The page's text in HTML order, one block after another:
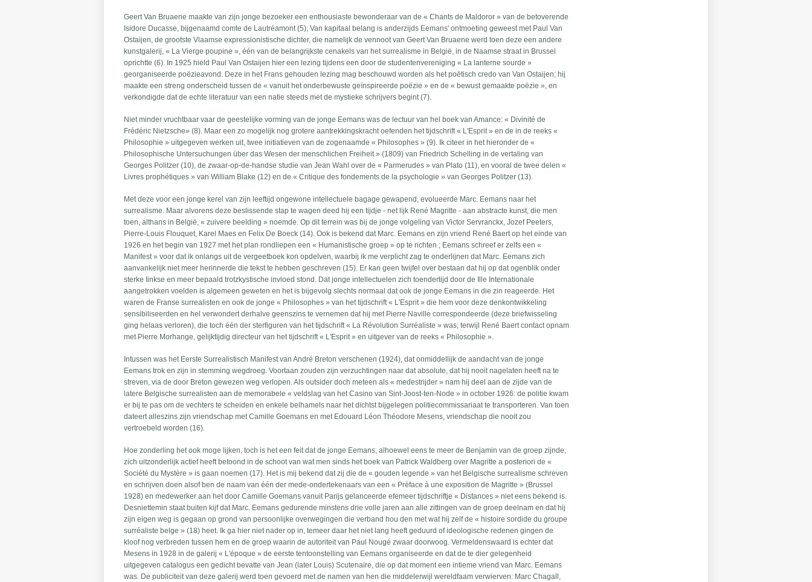
Geert Van Bruaene maakte van zijn jonge bezoeker een enthousiaste bewonderaar van de « Chants de Maldoror » van de betoverende
Isidore Ducasse, bijgenaamd comte de Lautréamont (5), Van kapitaal belang is anderzijds Eemans' ontmoeting geweest met Paul Van
Ostaijen, de grootste Vlaamse expressionistische dichter, die namelijk de vennoot van Geert Van Bruaene werd toen deze een andere
kunstgalerij, « La Vierge poupine », één van de belangrijkste cenakels van het surrealisme in België, in de Naamse straat in Brussel
oprichtte (6). In 1925 hield Paul Van Ostaijen hier een lezing tijdens een door de studentenvereniging « La lanterne sourde »
georganiseerde poëzieavond. Deze in het Frans gehouden lezing mag beschouwd worden als het poëtisch credo van Van Ostaijen; hij
maakte een streng onderscheid tussen de « vanuit het onderbewuste geïnspireerde poëzie » en de « bewust gemaakte poëzie », en
verkondigde dat de echte literatuur van een natie steeds met de mystieke schrijvers begint (7).
Niet minder vruchtbaar vaar de geestelijke vorming van de jonge Eemans was de lectuur van hel boek van Amance: « Divinité de
Frédéric Nietzsche» (8). Maar een zo mogelijk nog grotere aantrekkingskracht oefenden het tijdschrift « L'Esprit » en de in de reeks «
Philosophie » uitgegeven werken uit, twee initiatieven van de zogenaamde « Philosophes » (9). Ik citeer in het hieronder de «
Philosophische Untersuchungen über das Wesen der menschlichen Freiheit » (1809) van Friedrich Schelling in de vertaling van
Georges Politzer (10), de zwaar-op-de-handse studie van Jean Wahl over de « Parmerudes » van Plato (11), en vooral de twee delen «
Livres prophétiques » van William Blake (12) en de « Critique des fondements de la psychologie » van Georges Politzer (13).
Met deze voor een jonge kerel van zijn leeftijd ongewone intellectuele bagage gewapend, evolueerde Marc. Eemans naar het
surrealisme. Maar alvorens deze beslissende stap te wagen deed hij een tijdje - net lijk René Magritte - aan abstracte kunst, die men
toen, althans in België, « zuivere beelding » noemde. Op dit terrein was bij de jonge volgeling van Victor Servranckx, Jozef Peeters,
Pierre-Louis Flouquet, Karel Maes en Felix De Boeck (14). Ook is bekend dat Marc. Eemans en zijn vriend René Baert op het einde van
1926 en het begin van 1927 met het plan rondliepen een « Humanistische groep » op te richten ; Eemans schreef er zelfs een «
Manifest » voor dat ik onlangs uit de vergeetboek kon opdelven, waarbij ik me verplicht zag te onderlijnen dat Marc. Eemans zich
aanvankelijk niet meer herinnerde die tekst te hebben geschreven (15). Er kan geen twijfel over bestaan dat hij op dat ogenblik onder
sterke Iinkse en meer bepaald trotzkystische invloed stond. Dat jonge intellectuelen zich toendertijd door de Ille Internationale
aangetrokken voelden is algemeen geweten en het is bijgevolg slechts normaal dat ook de jonge Eemans in die zin reageerde. Het
waren de Franse surrealisten en ook de jonge « Philosophes » van het tijdschrift « L'Esprit » die hem voor deze denkontwikkeling
sensibiliseerden en hel verwondert derhalve geenszins te vernemen dat hij met Pierre Naville correspondeerde (deze briefwisseling
ging helaas verloren), die toch één der sterfiguren van het tijdschrift « La Révolution Surréaliste » was, terwijl René Baert contact opnam
met Pierre Morhange, gelijktijdig directeur van het tijdschrift « L'Esprit » en uitgever van de reeks « Philosophie ».
Intussen was het Eerste Surrealistisch Manifest van André Breton verschenen (1924), dat onmiddellijk de aandacht van de jonge
Eemans trok en zijn in stemming wegdroeg. Voortaan zouden zijn verzuchtingen naar dat absolute, dat hij nooit nagelaten heeft na te
streven, via de door Breton gewezen weg verlopen. Als outsider doch meteen als « medestrijder » nam hij deel aan de zijde van de
latere Belgische surrealisten aan de memorabele « veldslag van het Casino van Sint-Joost-ten-Node » in october 1926: de politie kwam
er bij te pas om de vechters te scheiden en enkele belhamels naar het dichtst bijgelegen politiecommissariaat te transporteren. Van toen
dateert alleszins zijn vriendschap met Camille Goemans en met Edouard Léon Théodore Mesens, vriendschap die nooit zou
vertroebeld worden (16).
Hoe zonderling het ook moge lijken, toch is het een feit dat de jonge Eemans, alhoewel eens te meer de Benjamin van de groep zijnde,
zich uitzonderlijk actief heeft betoond in de schoot van wat men sinds het boek van Patrick Waldberg over Magritte a posteriori de «
Société du Mystère » is gaan noemen (17). Het is mij bekend dat zij die de « gouden legende » van het Belgische surrealisme schreven
en schrijven doen alsof ben de naam van één der mede-ondertekenaars van een « Préface à une exposition de Magritte » (Brussel
1928) en medewerker aan het door Camille Goemans vanuit Parijs gelanceerde efemeer tijdschriftje « Distances » niet eens bekend is.
Desniettemin staat buiten kijf dat Marc. Eemans gedurende minstens drie volle jaren aan alle zittingen van de groep deelnam en dat hij
zijn eigen weg is gegaan op grond van persoonlijke overwegingen die verband hou den met wat hij zelf de « histoire sordide du groupe
surréaliste belge » (18) heet. Ik ga hier niet nader op in, temeer daar het niet lang heeft geduurd of ideologische redenen gingen de
kloof nog verbreden tussen hem en de groep waarin de autoriteit van Paul Nougé zwaar doorwoog. Vermeldenswaard is echter dat
Mesens in 1928 in de galerij « L'époque » de eerste tentoonstelling van Eemans organiseerde en dat de te dier gelegenheid
uitgegeven catalogus een gedicht bevatte van Jean (later Louis) Scutenaire, die op dat moment een intieme vriend van Marc. Eemans
was. De publiciteit van deze galerij werd toen gevoerd met de namen van hen die middelerwijl wereldfaam verwierven: Marc Chagall,